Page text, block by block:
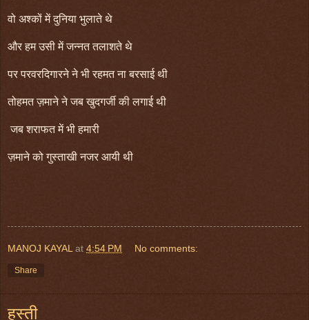
वो अश्कों में दुनिया भुलाते थे
और हम उसी में जन्नत तलाशते थे
पर परवरदिगारने ने भी रहमत ना बरसाई थी
तोहमत ज़माने ने जब खुदगर्जी की लगाई थी
जब शराफत में भी हमारी
ज़माने को गुस्ताखी नजर आयी थी
MANOJ KAYAL at 4:54 PM No comments:
Share
हस्ती